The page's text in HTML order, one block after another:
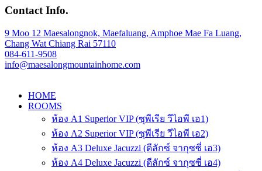
Contact Info.
9 Moo 12 Maesalongnok, Maefaluang, Amphoe Mae Fa Luang,
Chang Wat Chiang Rai 57110
084-611-9508
info@maesalongmountainhome.com
HOME
ROOMS
ห้อง A1 Superior VIP (ซุพีเรีย วีไอพี เอ1)
ห้อง A2 Superior VIP (ซุพีเรีย วีไอพี เอ2)
ห้อง A3 Deluxe Jacuzzi (ดีลักซ์ จากุซซี่ เอ3)
ห้อง A4 Deluxe Jacuzzi (ดีลักซ์ จากุซซี่ เอ4)